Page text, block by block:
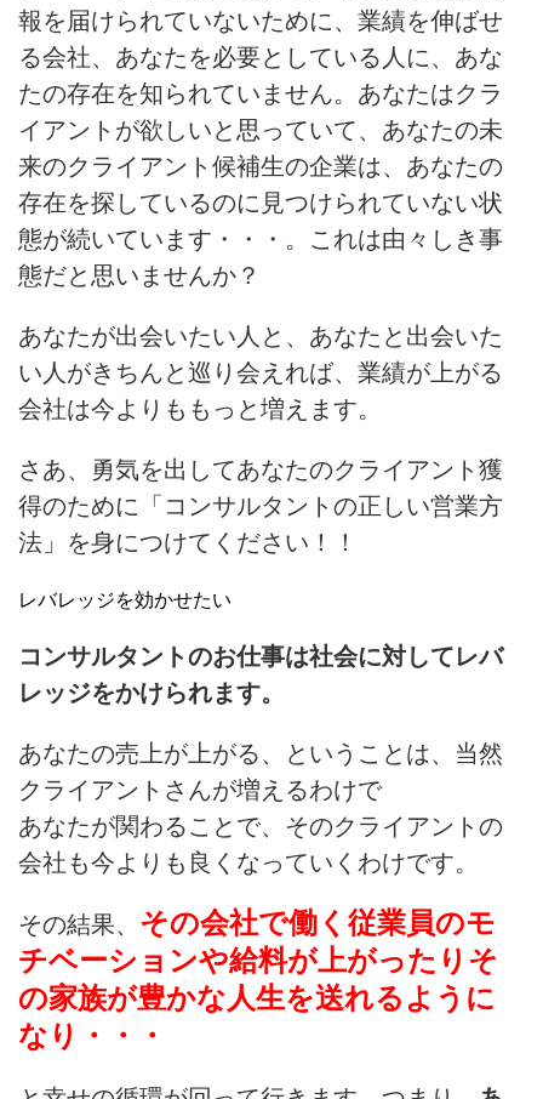
報を届けられていないために、業績を伸ばせ
る会社、あなたを必要としている人に、あな
たの存在を知られていません。あなたはクラ
イアントが欲しいと思っていて、あなたの未
来のクライアント候補生の企業は、あなたの
存在を探しているのに見つけられていない状
態が続いています・・・。これは由々しき事
態だと思いませんか？
あなたが出会いたい人と、あなたと出会いた
い人がきちんと巡り会えれば、業績が上がる
会社は今よりももっと増えます。
さあ、勇気を出してあなたのクライアント獲
得のために「コンサルタントの正しい営業方
法」を身につけてください！！
レバレッジを効かせたい
コンサルタントのお仕事は社会に対してレバ
レッジをかけられます。
あなたの売上が上がる、ということは、当然
クライアントさんが増えるわけで
あなたが関わることで、そのクライアントの
会社も今よりも良くなっていくわけです。
その結果、 その会社で働く従業員のモ
チベーションや給料が上がったり そ
の家族が豊かな人生を送れるように
なり・・・